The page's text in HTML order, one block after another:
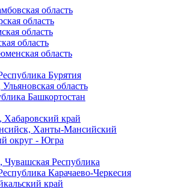
область
область
область
область
область
Бурятия
область
Башкортостан
Хабаровский край
Ханты-Мансийский
округ - Югра
Чувашская Республика
Карачаево-Черкесия
край